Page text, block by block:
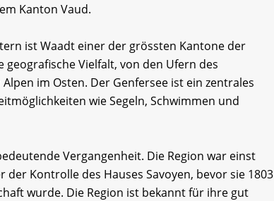
Kanton Vaud.
ist Waadt einer der grössten Kantone der
geografische Vielfalt, von den Ufern des
im Osten. Der Genfersee ist ein zentrales
wie Segeln, Schwimmen und
Vergangenheit. Die Region war einst
Kontrolle des Hauses Savoyen, bevor sie 1803
wurde. Die Region ist bekannt für ihre gut